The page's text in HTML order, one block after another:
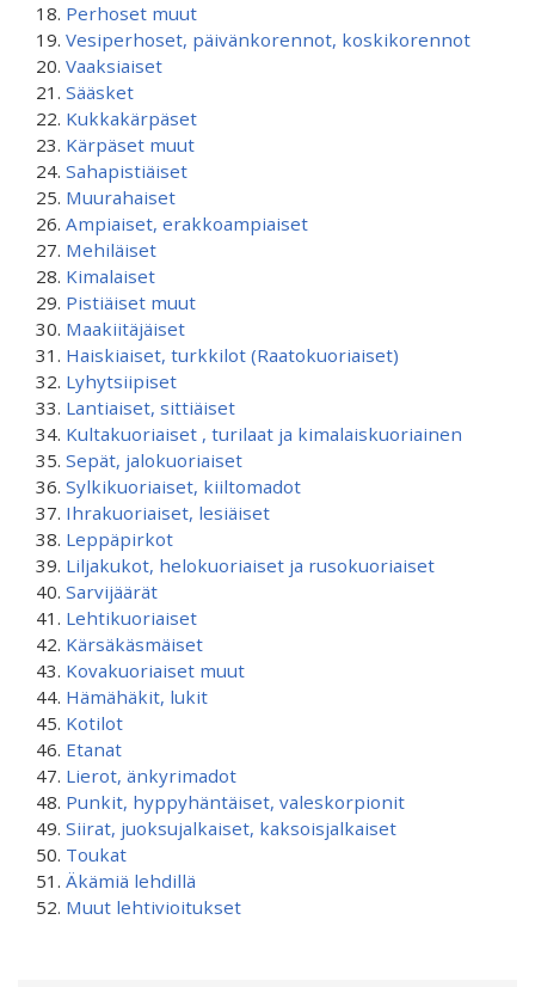
Perhoset muut
Vesiperhoset, päivänkorennot, koskikorennot
Vaaksiaiset
Sääsket
Kukkakärpäset
Kärpäset muut
Sahapistiäiset
Muurahaiset
Ampiaiset, erakkoampiaiset
Mehiläiset
Kimalaiset
Pistiäiset muut
Maakiitäjäiset
Haiskiaiset, turkkilot (Raatokuoriaiset)
Lyhytsiipiset
Lantiaiset, sittiäiset
Kultakuoriaiset , turilaat ja kimalaiskuoriainen
Sepät, jalokuoriaiset
Sylkikuoriaiset, kiiltomadot
Ihrakuoriaiset, lesiäiset
Leppäpirkot
Liljakukot, helokuoriaiset ja rusokuoriaiset
Sarvijäärät
Lehtikuoriaiset
Kärsäkäsmäiset
Kovakuoriaiset muut
Hämähäkit, lukit
Kotilot
Etanat
Lierot, änkyrimadot
Punkit, hyppyhäntäiset, valeskorpionit
Siirat, juoksujalkaiset, kaksoisjalkaiset
Toukat
Äkämiä lehdillä
Muut lehtivioitukset